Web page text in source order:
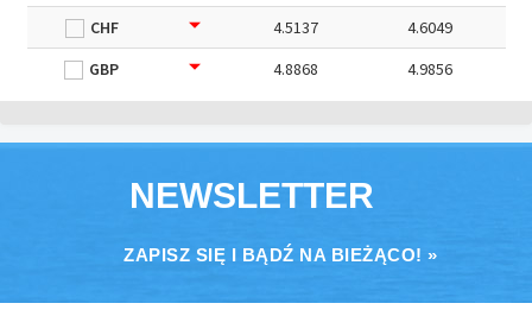
CHF
4.5137
4.6049
GBP
4.8868 4.9856
NEWSLETTER
ZAPISZ SIĘ I BĄDŹ NA BIEŻĄCO! »